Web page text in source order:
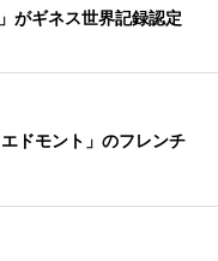
がギネス世界記録認定
ドモント」のフレンチ